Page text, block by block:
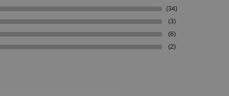
(34)
(3)
(6)
(2)